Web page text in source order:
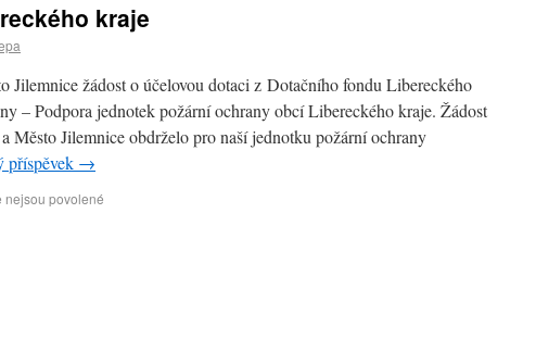
kraje
Jilemnice žádost o účelovou dotaci z Dotačního fondu Libereckého
– Podpora jednotek požární ochrany obcí Libereckého kraje. Žádost
Město Jilemnice obdrželo pro naší jednotku požární ochrany
příspěvek →
nejsou povolené